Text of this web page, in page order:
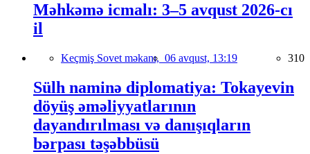
Məhkəmə icmalı: 3–5 avqust 2026-cı
il
Keçmiş Sovet məkanı, 06 avqust, 13:19 310
Sülh naminə diplomatiya: Tokayevin
döyüş əməliyyatlarının
dayandırılması və danışıqların
bərpası təşəbbüsü